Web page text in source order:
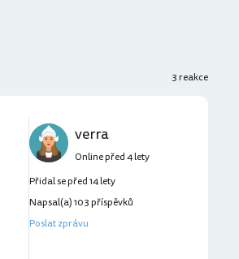
3 reakce
verra
Online před 4 lety
Přidal se před 14 lety
Napsal(a) 103 příspěvků
Poslat zprávu